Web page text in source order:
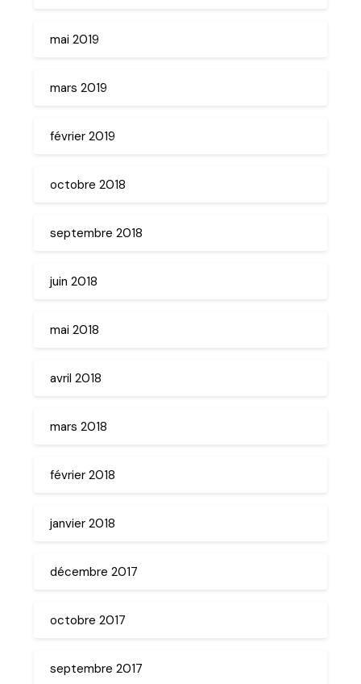
mai 2019
mars 2019
février 2019
octobre 2018
septembre 2018
juin 2018
mai 2018
avril 2018
mars 2018
février 2018
janvier 2018
décembre 2017
octobre 2017
septembre 2017